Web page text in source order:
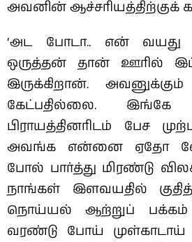
அவனின் ஆச்சரியத்திற்குக்
‘அட போடா.. என் வயது
ஒருத்தன் தான் ஊரில்
இருக்கிறான்.
கேட்பதில்லை.
பிராயத்தினரிடம் பேச
அவங்க என்னை ஏதோ
போல் பார்த்து மிரண்டு
நாங்கள் இளவயதில்
நொய்யல் ஆற்றுப்
வரண்டு போய் முள்காடாய்